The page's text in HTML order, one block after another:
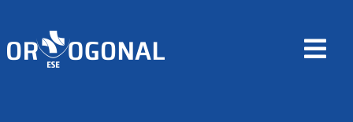
content